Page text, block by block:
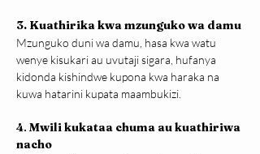
3. Kuathirika kwa mzunguko wa damu
Mzunguko duni wa damu, hasa kwa watu
wenye kisukari au uvutaji sigara, hufanya
kidonda kishindwe kupona kwa haraka na
kuwa hatarini kupata maambukizi.
4. Mwili kukataa chuma au kuathiriwa
nacho